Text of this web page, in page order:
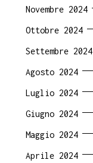
Novembre 2024
Ottobre 2024
Settembre 2024
Agosto 2024
Luglio 2024
Giugno 2024
Maggio 2024
Aprile 2024